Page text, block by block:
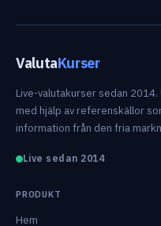
ValutaKurser
Live-valutakurser sedan
med hjälp av referenskällor
information från den fria
Live sedan 2014
PRODUKT
Hem